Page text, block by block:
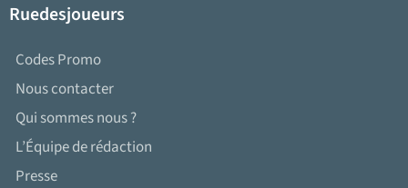
Ruedesjoueurs
Codes Promo
Nous contacter
Qui sommes nous ?
L’Équipe de rédaction
Presse